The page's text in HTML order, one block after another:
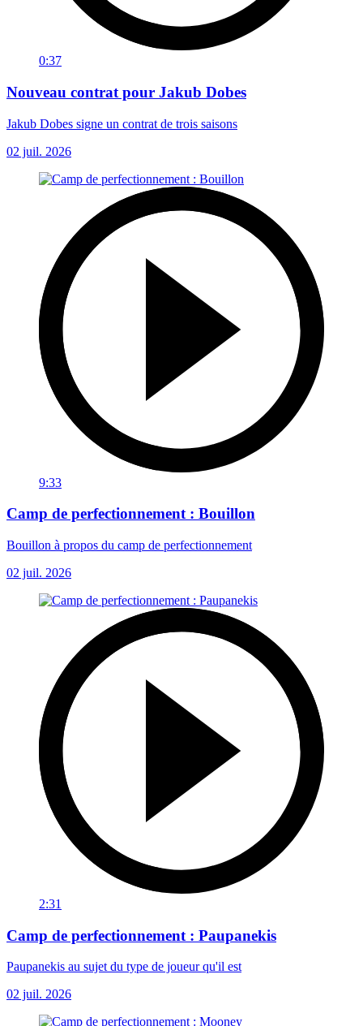
0:37
Nouveau contrat pour Jakub Dobes
Jakub Dobes signe un contrat de trois saisons
02 juil. 2026
9:33
Camp de perfectionnement : Bouillon
Bouillon à propos du camp de perfectionnement
02 juil. 2026
2:31
Camp de perfectionnement : Paupanekis
Paupanekis au sujet du type de joueur qu'il est
02 juil. 2026